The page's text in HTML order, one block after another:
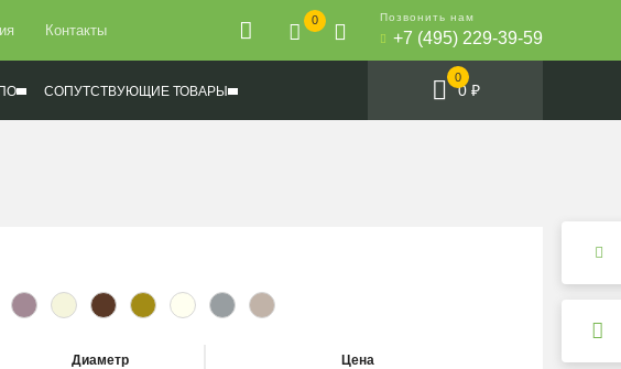
Контакты
0 Позвонить нам
+7 (495) 229-39-59
СОПУТСТВУЮЩИЕ ТОВАРЫ
0
0 ₽
Диаметр Цена